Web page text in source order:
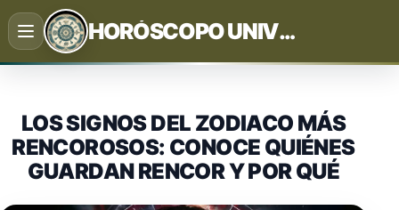
Saltar
al
contenido
HORÓSCOPO UNIVERSAL
LOS SIGNOS DEL ZODIACO MÁS
RENCOROSOS: CONOCE QUIÉNES
GUARDAN RENCOR Y POR QUÉ